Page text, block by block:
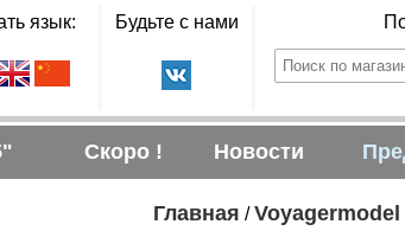
язык: Будьте с нами
Скоро ! Новости
Главная /Voyagermodel